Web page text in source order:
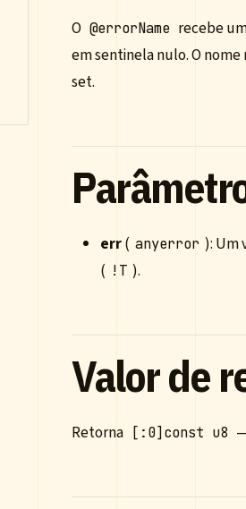
O @errorName recebe
em sentinela nulo. O
set.
err( anyerror ): Um
( !T ).
Valor de
Retorna [:0]const u8